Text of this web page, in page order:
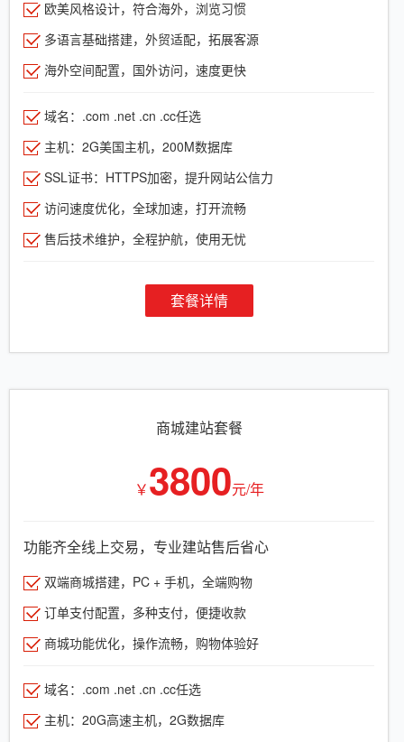
欧美风格设计，符合海外，浏览习惯
多语言基础搭建，外贸适配，拓展客源
海外空间配置，国外访问，速度更快
域名：.com .net .cn .cc任选
主机：2G美国主机，200M数据库
SSL证书：HTTPS加密，提升网站公信力
访问速度优化，全球加速，打开流畅
售后技术维护，全程护航，使用无忧
套餐详情
商城建站套餐
￥3800元/年
功能齐全线上交易，专业建站售后省心
双端商城搭建，PC + 手机，全端购物
订单支付配置，多种支付，便捷收款
商城功能优化，操作流畅，购物体验好
域名：.com .net .cn .cc任选
主机：20G高速主机，2G数据库